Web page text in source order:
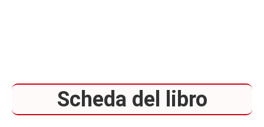
Scheda del libro